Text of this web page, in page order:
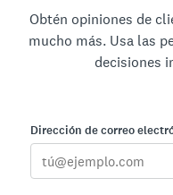
Obtén opiniones de
mucho más. Usa las
decisiones
Dirección de correo